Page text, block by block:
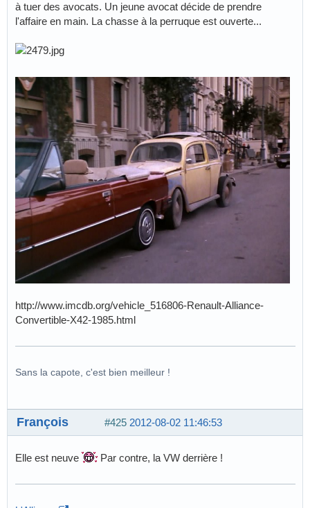
à tuer des avocats. Un jeune avocat décide de prendre
l'affaire en main. La chasse à la perruque est ouverte...
http://www.imcdb.org/vehicle_516806-Renault-Alliance-
Convertible-X42-1985.html
Sans la capote, c'est bien meilleur !
#425 2012-08-02 11:46:53
François
Elle est neuve Par contre, la VW derrière !